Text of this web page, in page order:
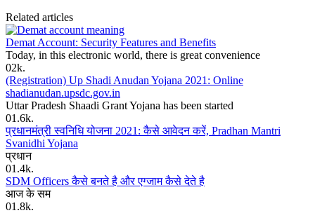
Related articles
Demat Account: Security Features and Benefits
Today, in this electronic world, there is great convenience
02k.
(Registration) Up Shadi Anudan Yojana 2021: Online
shadianudan.upsdc.gov.in
Uttar Pradesh Shaadi Grant Yojana has been started
01.6k.
प्रधानमंत्री स्वनिधि योजना 2021: कैसे आवेदन करें, Pradhan Mantri
Svanidhi Yojana
प्रधान
01.4k.
SDM Officers कैसे बनते है और एग्जाम कैसे देते है
आज के सम
01.8k.